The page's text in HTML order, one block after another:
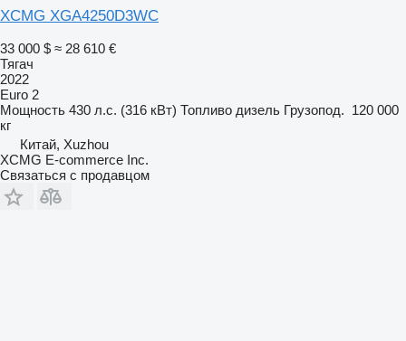
XCMG XGA4250D3WC
33 000 $ ≈ 28 610 €
Тягач
2022
Euro 2
Мощность 430 л.с. (316 кВт) Топливо дизель Грузопод. 120 000
кг
Китай, Xuzhou
XCMG E-commerce Inc.
Связаться с продавцом